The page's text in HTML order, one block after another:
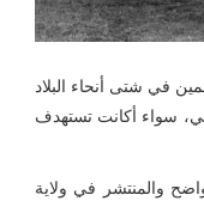
في شتى أنحاء البلاد
سواء أكانت تستهدف
والمنتشر في ولاية